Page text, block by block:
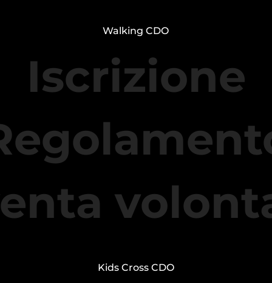
Walking CDO
Iscrizione
Kids Cross CDO